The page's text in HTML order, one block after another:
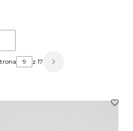
produkty
z 17 Następne produkty